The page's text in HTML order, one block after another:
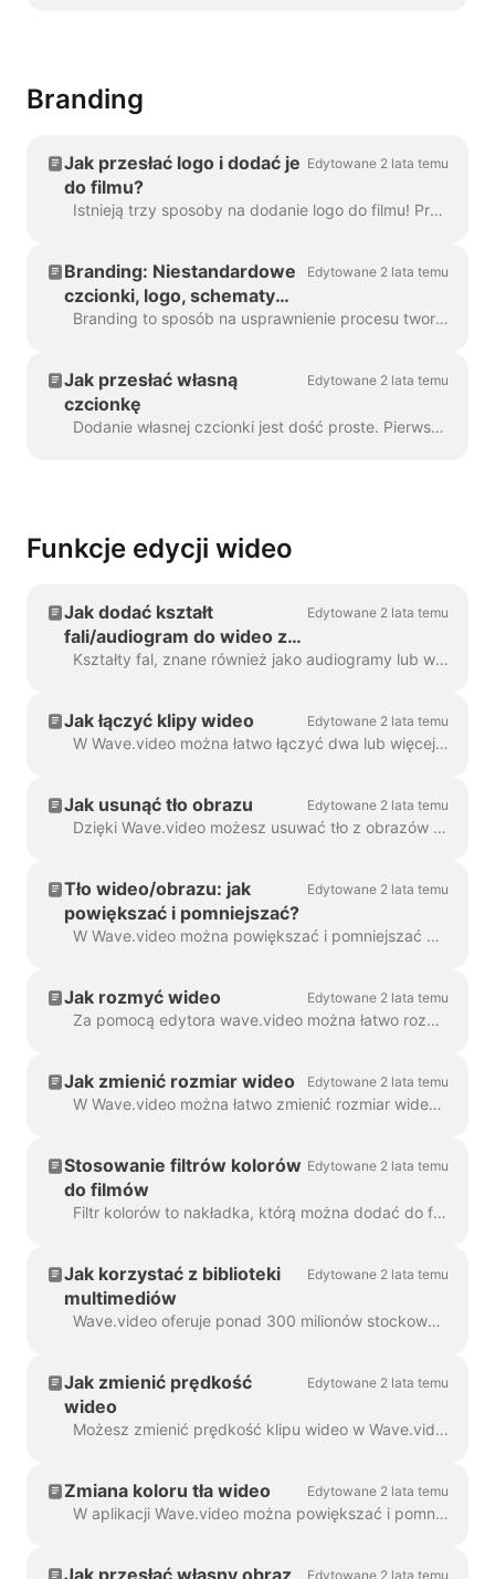
Branding
Jak przesłać logo i dodać je
do filmu?
Edytowane 2 lata temu
Istnieją trzy sposoby na dodanie logo do filmu! Przeanalizujmy każdą metodę i rozważmy jej zalety i wady! Jeśli planujesz używać tego logo naprawdę ...
Branding: Niestandardowe
czcionki, logo, schematy
kolorów
Edytowane 2 lata temu
Branding to sposób na usprawnienie procesu tworzenia markowych filmów, a także na zwiększenie wydajności. Daje ci możliwość wypełnienia kilku "marek...
Jak przesłać własną
czcionkę
Edytowane 2 lata temu
Dodanie własnej czcionki jest dość proste. Pierwszym sposobem, aby to zrobić, jest Brand Manager . W dowolnym projekcie kliknij "Zarządzaj markami", w górnej części ...
Funkcje edycji wideo
Jak dodać kształt
fali/audiogram do wideo za
pomocą Wave.video
Edytowane 2 lata temu
Kształty fal, znane również jako audiogramy lub wizualne fale dźwiękowe, to animacje wizualizujące dźwięk wideo. Wygeneruj kształt fali dla swojego podcastu...
Jak łączyć klipy wideo Edytowane 2 lata temu
W Wave.video można łatwo łączyć dwa lub więcej klipów wideo lub obrazów, aby utworzyć dłuższy film. Aby to zrobić, przejdź na stronę https://wave.video/pl/ i kliknij ...
Jak usunąć tło obrazu Edytowane 2 lata temu
Dzięki Wave.video możesz usuwać tło z obrazów przesyłanych do biblioteki multimediów. Jest to bardzo przydatne, gdy chcesz utworzyć kciuk...
Tło wideo/obrazu: jak
powiększać i pomniejszać?
Edytowane 2 lata temu
W Wave.video można powiększać i pomniejszać wideo lub obraz. Aby powiększyć/pomniejszyć, przejdź do kroku Edycja i przełącz się na zakładkę "Wideo/Obraz" (dep...
Jak rozmyć wideo Edytowane 2 lata temu
Za pomocą edytora wave.video można łatwo rozmyć lub rozpikselować dowolny obiekt lub tekst w filmie. Najpierw otwórz edytor i wybierz "Nakładki i naklejki", a następnie ...
Jak zmienić rozmiar wideo Edytowane 2 lata temu
W Wave.video można łatwo zmienić rozmiar wideo do różnych proporcji. W edytorze w kroku "Zmień rozmiar wideo" można wybrać nowy format dla...
Stosowanie filtrów kolorów
do filmów
Edytowane 2 lata temu
Filtr kolorów to nakładka, którą można dodać do filmów. Jest to przydatne, gdy chcesz nadać swojemu filmowi spójny, markowy wygląd i sprawić, by...
Jak korzystać z biblioteki
multimediów
Edytowane 2 lata temu
Wave.video oferuje ponad 300 milionów stockowych klipów wideo i obrazów, ale jest też wiele funkcji, które nasi użytkownicy i pracownicy pokochali...
Jak zmienić prędkość
wideo
Edytowane 2 lata temu
Możesz zmienić prędkość klipu wideo w Wave.video. Aby to zrobić, przejdź do kroku Edytuj i wybierz żądaną prędkość. Domyślnie prędkość wideo jest ...
Zmiana koloru tła wideo Edytowane 2 lata temu
W aplikacji Wave.video można powiększać i pomniejszać klip wideo lub obraz. Po pomniejszeniu, kreator wideo automatycznie doda gładkie tło, aby wypełnić ...
Jak przesłać własny obraz
Edytowane 2 lata temu